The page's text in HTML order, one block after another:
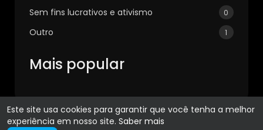
Este site usa cookies para garantir que você tenha a melhor
experiência em nosso site. Saber mais
Sem fins lucrativos e ativismo 0
Outro 1
Mais popular